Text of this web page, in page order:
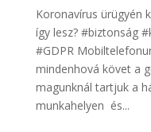
Koronavírus ürügyén
így lesz? #biztonság
#GDPR
mindenhová követ a
magunknál tartjuk a
munkahelyen és...